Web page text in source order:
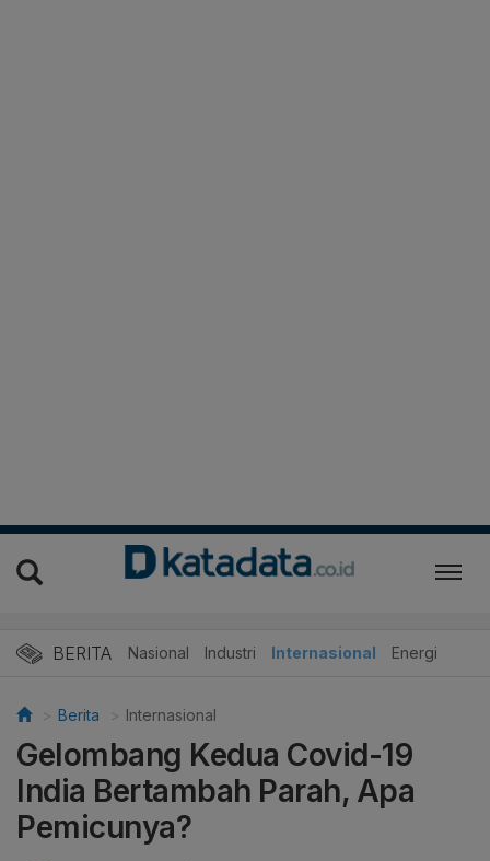
BERITA Nasional Industri Internasional Energi
Berita Internasional
Gelombang Kedua Covid-19
India Bertambah Parah, Apa
Pemicunya?